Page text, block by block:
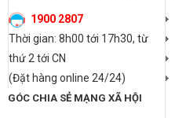
1900 2807
Thời gian: 8h00 tới 17h30, từ
thứ 2 tới CN
(Đặt hàng online 24/24)
GÓC CHIA SẺ MẠNG XÃ HỘI